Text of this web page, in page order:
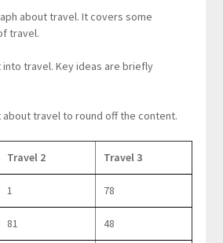
about travel. It covers some
travel.
travel. Key ideas are briefly
about travel to round off the content.
Travel 2 Travel 3
1 78
81 48